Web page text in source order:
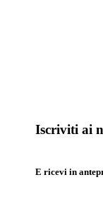
Iscriviti ai
E ricevi in